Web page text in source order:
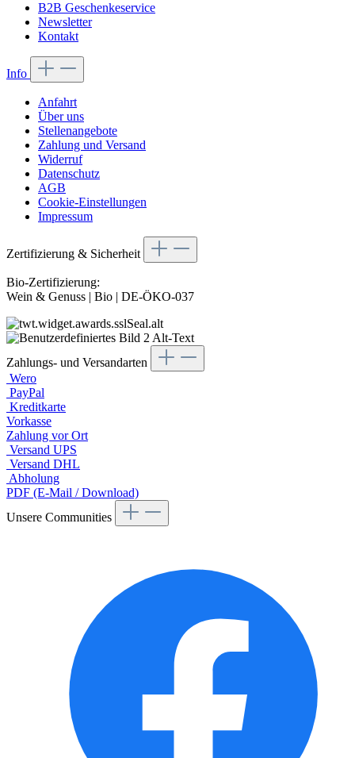
B2B Geschenkeservice
Newsletter
Kontakt
Info
Anfahrt
Über uns
Stellenangebote
Zahlung und Versand
Widerruf
Datenschutz
AGB
Cookie-Einstellungen
Impressum
Zertifizierung & Sicherheit
Bio-Zertifizierung:
Wein & Genuss | Bio | DE-ÖKO-037
Zahlungs- und Versandarten
Wero
PayPal
Kreditkarte
Vorkasse
Zahlung vor Ort
Versand UPS
Versand DHL
Abholung
PDF (E-Mail / Download)
Unsere Communities